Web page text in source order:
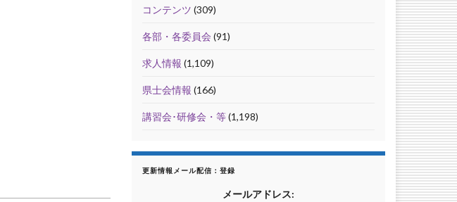
コンテンツ (309)
各部・各委員会 (91)
求人情報 (1,109)
県士会情報 (166)
講習会･研修会・等(1,198)
更新情報メール配信：登録
メールアドレス: